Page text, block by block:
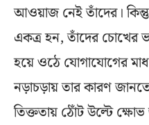
আওয়াজ নেই তাঁদের।
একত্র হন, তাঁদের চোখের
হয়ে ওঠে যোগাযোগের
নড়াচড়ায় তার কারণ
তিক্ততায় ঠোঁট উল্টে